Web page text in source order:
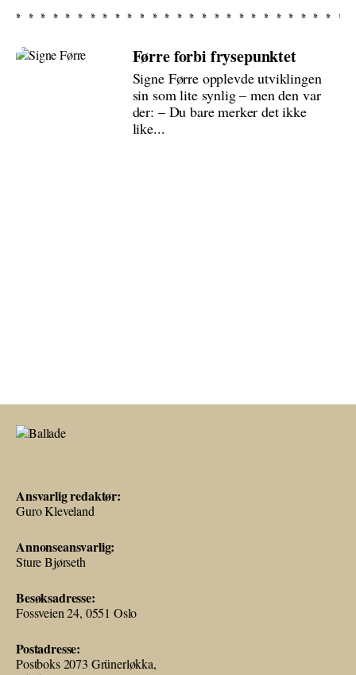
Førre forbi frysepunktet
Signe Førre opplevde utviklingen
sin som lite synlig – men den var
der: – Du bare merker det ikke
like...
Ansvarlig redaktør:
Guro Kleveland
Annonseansvarlig:
Sture Bjørseth
Besøksadresse:
Fossveien 24, 0551 Oslo
Postadresse:
Postboks 2073 Grünerløkka,